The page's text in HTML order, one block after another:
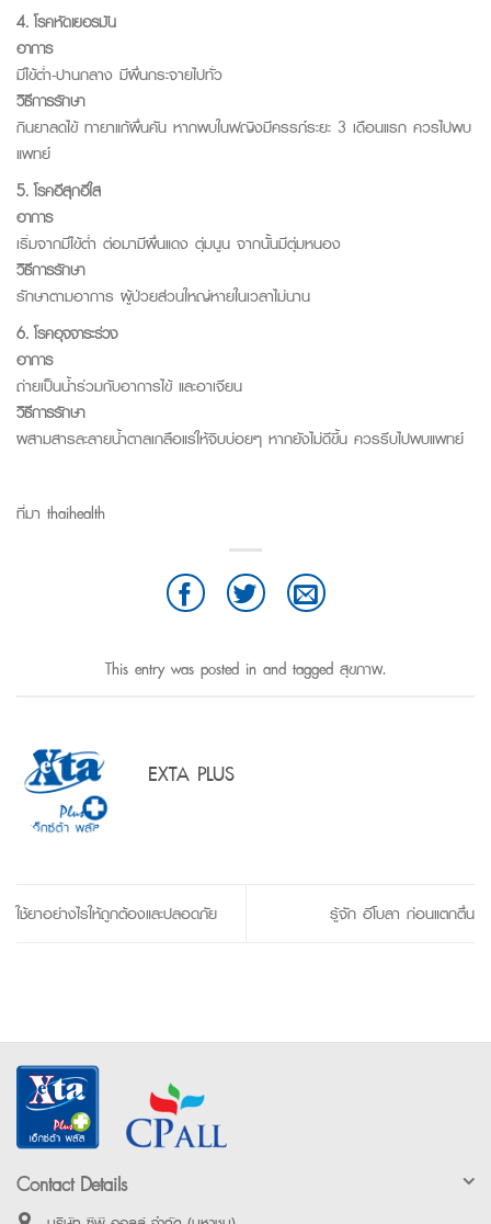
4. โรคหัดเยอรมัน
อาการ
มีไข้ต่ำ-ปานกลาง มีผื่นกระจายไปทั่ว
วิธีการรักษา
กินยาลดไข้ ทายาแก้ผื่นคัน หากพบในฟญิงมีครรภ์ระยะ 3 เดือนแรก ควรไปพบ
แพทย์
5. โรคอีสุกอีใส
อาการ
เริ่มจากมีไข้ต่ำ ต่อมามีผื่นแดง ตุ่มนูน จากนั้นมีตุ่มหนอง
วิธีการรักษา
รักษาตามอาการ ผู้ป่วยส่วนใหญ่หายในเวลาไม่นาน
6. โรคอุจจาระร่วง
อาการ
ถ่ายเป็นน้ำร่วมกับอาการไข้ และอาเจียน
วิธีการรักษา
ผสามสารละลายน้ำตาลเกลือแร่ให้จิบบ่อยๆ หากยังไม่ดีขึ้น ควรรีบไปพบแพทย์
ที่มา thaihealth
This entry was posted in and tagged สุขภาพ.
EXTA PLUS
ใช้ยาอย่างไรให้ถูกต้องและปลอดภัย รู้จัก อีโบลา ก่อนแตกตื่น
Contact Details